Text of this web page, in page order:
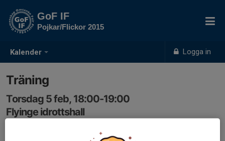
Kalender Logga in
GoF IF
Pojkar/Flickor 2015
Träning
Torsdag 5 feb, 18:00-19:00
Flyinge idrottshall